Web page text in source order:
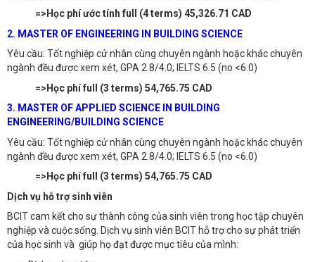
=>Học phí ước tính full (4 terms) 45,326.71 CAD
2. MASTER OF ENGINEERING IN BUILDING SCIENCE
Yêu cầu: Tốt nghiệp cử nhân cùng chuyên ngành hoặc khác chuyên
ngành đều được xem xét, GPA 2.8/4.0; IELTS 6.5 (no <6.0)
=>Học phí full (3 terms) 54,765.75 CAD
3. MASTER OF APPLIED SCIENCE IN BUILDING
ENGINEERING/BUILDING SCIENCE
Yêu cầu: Tốt nghiệp cử nhân cùng chuyên ngành hoặc khác chuyên
ngành đều được xem xét, GPA 2.8/4.0; IELTS 6.5 (no <6.0)
=>Học phí full (3 terms) 54,765.75 CAD
Dịch vụ hỗ trợ sinh viên
BCIT cam kết cho sự thành công của sinh viên trong học tập chuyên
nghiệp và cuộc sống. Dịch vụ sinh viên BCIT hỗ trợ cho sự phát triển
của học sinh và giúp họ đạt được mục tiêu của mình: